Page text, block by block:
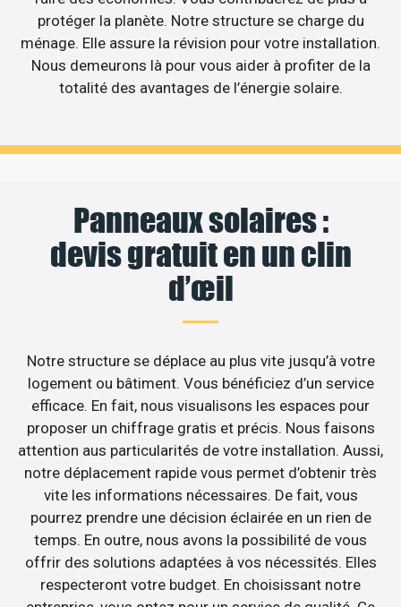
protéger la planète. Notre structure se charge du
ménage. Elle assure la révision pour votre installation.
Nous demeurons là pour vous aider à profiter de la
totalité des avantages de l’énergie solaire.
Panneaux solaires :
devis gratuit en un clin
d’œil
Notre structure se déplace au plus vite jusqu’à votre
logement ou bâtiment. Vous bénéficiez d’un service
efficace. En fait, nous visualisons les espaces pour
proposer un chiffrage gratis et précis. Nous faisons
attention aus particularités de votre installation. Aussi,
notre déplacement rapide vous permet d’obtenir très
vite les informations nécessaires. De fait, vous
pourrez prendre une décision éclairée en un rien de
temps. En outre, nous avons la possibilité de vous
offrir des solutions adaptées à vos nécessités. Elles
respecteront votre budget. En choisissant notre